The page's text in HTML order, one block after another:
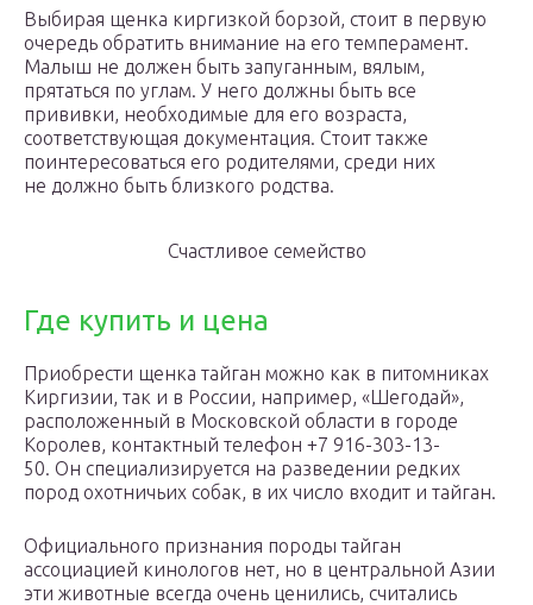
Выбирая щенка киргизкой борзой, стоит в первую
очередь обратить внимание на его темперамент.
Малыш не должен быть запуганным, вялым,
прятаться по углам. У него должны быть все
прививки, необходимые для его возраста,
соответствующая документация. Стоит также
поинтересоваться его родителями, среди них
не должно быть близкого родства.
Счастливое семейство
Где купить и цена
Приобрести щенка тайган можно как в питомниках
Киргизии, так и в России, например, «Шегодай»,
расположенный в Московской области в городе
Королев, контактный телефон +7 916-303-13-
50. Он специализируется на разведении редких
пород охотничьих собак, в их число входит и тайган.
Официального признания породы тайган
ассоциацией кинологов нет, но в центральной Азии
эти животные всегда очень ценились, считались